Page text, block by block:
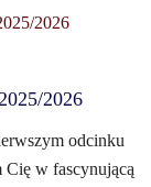
2026
odcinku
Cię w fascynującą